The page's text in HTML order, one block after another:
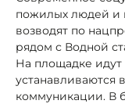
пожилых людей и
возводят по
рядом с Водной
На площадке
устанавливаются
коммуникации. В